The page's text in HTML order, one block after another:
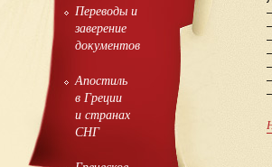
Переводы и
заверение
документов
Апостиль
в Греции
и странах
СНГ